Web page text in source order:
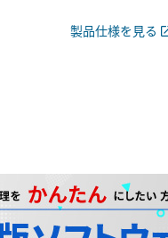
製品仕様を見る